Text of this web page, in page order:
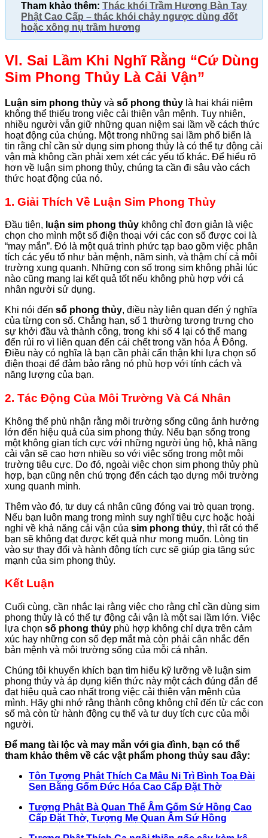
Tham khảo thêm: Thác khói Trầm Hương Bàn Tay
Phật Cao Cấp – thác khói chảy ngược dùng đốt
hoặc xông nụ trầm hương
VI. Sai Lầm Khi Nghĩ Rằng “Cứ Dùng
Sim Phong Thủy Là Cải Vận”
Luận sim phong thủy và số phong thủy là hai khái niệm
không thể thiếu trong việc cải thiện vận mệnh. Tuy nhiên,
nhiều người vẫn giữ những quan niệm sai lầm về cách thức
hoạt động của chúng. Một trong những sai lầm phổ biến là
tin rằng chỉ cần sử dụng sim phong thủy là có thể tự động cải
vận mà không cần phải xem xét các yếu tố khác. Để hiểu rõ
hơn về luận sim phong thủy, chúng ta cần đi sâu vào cách
thức hoạt động của nó.
1. Giải Thích Về Luận Sim Phong Thủy
Đầu tiên, luận sim phong thủy không chỉ đơn giản là việc
chọn cho mình một số điện thoại với các con số được coi là
“may mắn”. Đó là một quá trình phức tạp bao gồm việc phân
tích các yếu tố như bản mệnh, năm sinh, và thậm chí cả môi
trường xung quanh. Những con số trong sim không phải lúc
nào cũng mang lại kết quả tốt nếu không phù hợp với cá
nhân người sử dụng.
Khi nói đến số phong thủy, điều này liên quan đến ý nghĩa
của từng con số. Chẳng hạn, số 1 thường tượng trưng cho
sự khởi đầu và thành công, trong khi số 4 lại có thể mang
đến rủi ro vì liên quan đến cái chết trong văn hóa Á Đông.
Điều này có nghĩa là bạn cần phải cẩn thận khi lựa chọn số
điện thoại để đảm bảo rằng nó phù hợp với tính cách và
năng lượng của bạn.
2. Tác Động Của Môi Trường Và Cá Nhân
Không thể phủ nhận rằng môi trường sống cũng ảnh hưởng
lớn đến hiệu quả của sim phong thủy. Nếu bạn sống trong
một không gian tích cực với những người ủng hộ, khả năng
cải vận sẽ cao hơn nhiều so với việc sống trong một môi
trường tiêu cực. Do đó, ngoài việc chọn sim phong thủy phù
hợp, bạn cũng nên chú trọng đến cách tạo dựng môi trường
xung quanh mình.
Thêm vào đó, tư duy cá nhân cũng đóng vai trò quan trọng.
Nếu bạn luôn mang trong mình suy nghĩ tiêu cực hoặc hoài
nghi về khả năng cải vận của sim phong thủy, thì rất có thể
bạn sẽ không đạt được kết quả như mong muốn. Lòng tin
vào sự thay đổi và hành động tích cực sẽ giúp gia tăng sức
mạnh của sim phong thủy.
Kết Luận
Cuối cùng, cần nhắc lại rằng việc cho rằng chỉ cần dùng sim
phong thủy là có thể tự động cải vận là một sai lầm lớn. Việc
lựa chọn số phong thủy phù hợp không chỉ dựa trên cảm
xúc hay những con số đẹp mắt mà còn phải cân nhắc đến
bản mệnh và môi trường sống của mỗi cá nhân.
Chúng tôi khuyến khích bạn tìm hiểu kỹ lưỡng về luận sim
phong thủy và áp dụng kiến thức này một cách đúng đắn để
đạt hiệu quả cao nhất trong việc cải thiện vận mệnh của
mình. Hãy ghi nhớ rằng thành công không chỉ đến từ các con
số mà còn từ hành động cụ thể và tư duy tích cực của mỗi
người.
Để mang tài lộc và may mắn với gia đình, bạn có thể
tham khảo thêm về các vật phẩm phong thủy sau đây:
Tôn Tượng Phật Thích Ca Mâu Ni Trì Bình Toạ Đài
Sen Bằng Gốm Đức Hóa Cao Cấp Đặt Thờ
Tượng Phật Bà Quan Thế Âm Gốm Sứ Hồng Cao
Cấp Đặt Thờ, Tượng Mẹ Quan Âm Sứ Hồng